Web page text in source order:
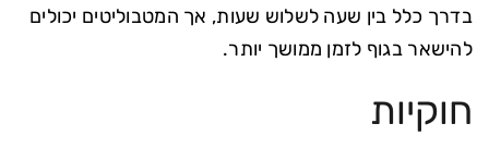
בדרך כלל בין שעה לשלוש שעות, אך המטבוליטים יכולים
להישאר בגוף לזמן ממושך יותר.
חוקיות